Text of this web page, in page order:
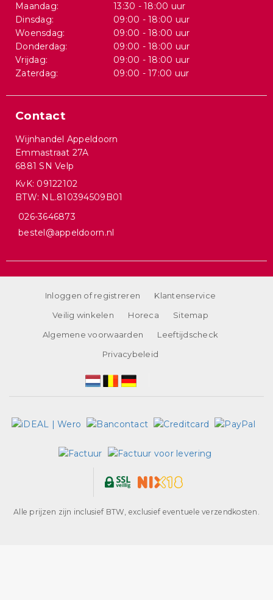
Maandag:
13:30 - 18:00 uur
Dinsdag:
09:00 - 18:00 uur
Woensdag:
09:00 - 18:00 uur
Donderdag:
09:00 - 18:00 uur
Vrijdag:
09:00 - 18:00 uur
Zaterdag:
09:00 - 17:00 uur
Contact
Wijnhandel Appeldoorn
Emmastraat 27A
6881 SN Velp
KvK: 09122102
BTW: NL.810394509B01
026-3646873
bestel@appeldoorn.nl
Inloggen of registreren
Klantenservice
Veilig winkelen
Horeca
Sitemap
Algemene voorwaarden
Leeftijdscheck
Privacybeleid
Alle prijzen zijn inclusief BTW, exclusief eventuele verzendkosten.